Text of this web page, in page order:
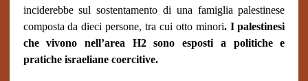
inciderebbe sul sostentamento di una famiglia palestinese
composta da dieci persone, tra cui otto minori. I palestinesi
che vivono nell’area H2 sono esposti a politiche e
pratiche israeliane coercitive.